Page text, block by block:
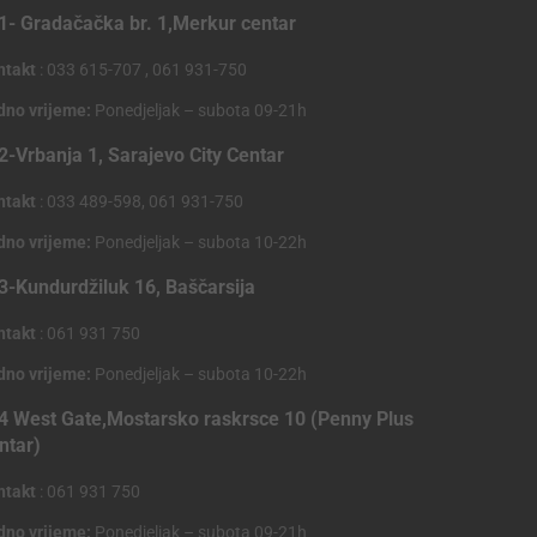
Gradačačka br. 1,Merkur centar
: 033 615-707 , 061 931-750
vrijeme: Ponedjeljak – subota 09-21h
Vrbanja 1, Sarajevo City Centar
: 033 489-598, 061 931-750
vrijeme: Ponedjeljak – subota 10-22h
Kundurdžiluk 16, Baščarsija
: 061 931 750
vrijeme: Ponedjeljak – subota 10-22h
West Gate,Mostarsko raskrsce 10 (Penny Plus
: 061 931 750
vrijeme: Ponedjeljak – subota 09-21h